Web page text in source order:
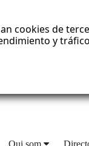
cookies de
y
Qui som